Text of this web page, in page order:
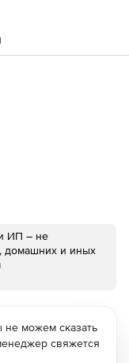
ИП – не
домашних и иных
не можем сказать
свяжется